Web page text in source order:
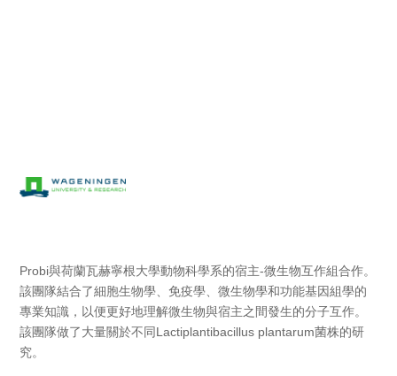
Probi與荷蘭瓦赫寧根大學動物科學系的宿主-微生物互作組合作。
該團隊結合了細胞生物學、免疫學、微生物學和功能基因組學的
專業知識，以便更好地理解微生物與宿主之間發生的分子互作。
該團隊做了大量關於不同Lactiplantibacillus plantarum菌株的研
究。